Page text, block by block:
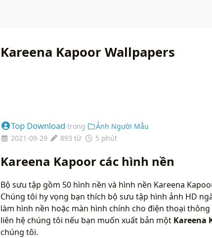
Kareena Kapoor Wallpapers
Top Download trong
Ảnh Người Mẫu
2021-09-29
893 từ 5 phút
Kareena Kapoor các hình nền
Bộ sưu tập gồm 50 hình nền và hình nền Kareena
Chúng tôi hy vọng bạn thích bộ sưu tập hình ảnh HD
làm hình nền hoặc màn hình chính cho điện thoại
liên hệ chúng tôi nếu bạn muốn xuất bản một Kareena
chúng tôi.